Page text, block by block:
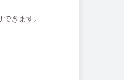
きます。